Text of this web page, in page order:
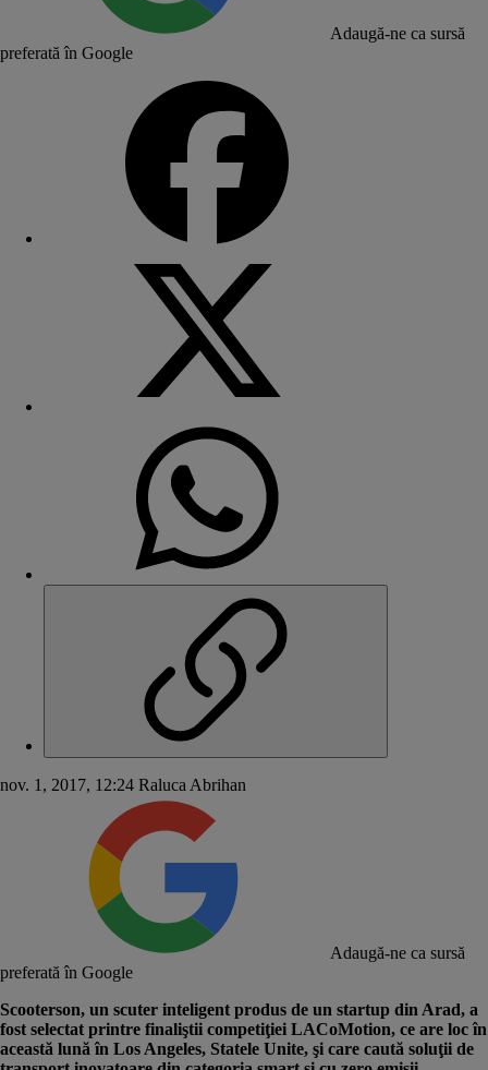
Adaugă-ne ca sursă
preferată în Google
nov. 1, 2017, 12:24 Raluca Abrihan
Adaugă-ne ca sursă
preferată în Google
Scooterson, un scuter inteligent produs de un startup din Arad, a
fost selectat printre finaliştii competiţiei LACoMotion, ce are loc în
această lună în Los Angeles, Statele Unite, şi care caută soluţii de